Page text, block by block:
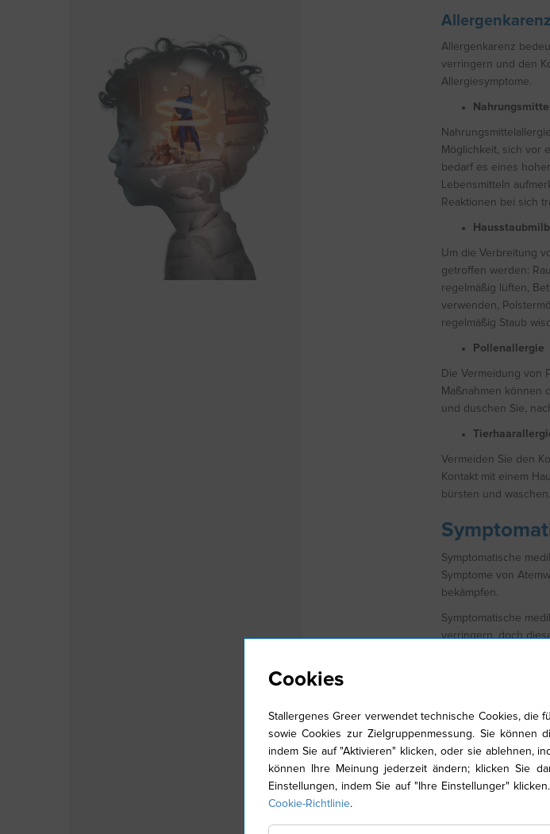
Allergenkarenz
Allergenkarenz
verringern und den
Allergiesymptome.
Möglichkeit, sich vor
bedarf es eines
Lebensmitteln
Reaktionen bei sich
Um die Verbreitung
getroffen werden:
regelmäßig lüften,
verwenden,
regelmäßig Staub
Pollenallergie
Die Vermeidung von
Maßnahmen können
und duschen Sie,
Vermeiden Sie den
Kontakt mit einem
bürsten und waschen.
Symptomatische
Symptome von
bekämpfen.
Symptomatische
verringern, doch
Wirkung hält nur so
Die meisten
allergischen
können bei
Mithilfe von
Entzündung
muss
Cookies
Stallergenes Greer verwendet technische Cookies, die
sowie Cookies zur Zielgruppenmessung. Sie können
indem Sie auf "Aktivieren" klicken, oder sie ablehnen,
können Ihre Meinung jederzeit ändern; klicken Sie
Einstellungen, indem Sie auf "Ihre Einstellunger"
Cookie-Richtlinie.